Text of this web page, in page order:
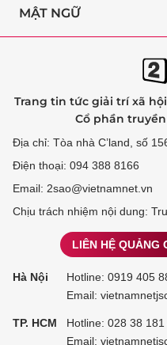
MẬT NGỮ
Trang tin tức giải trí xã
Cổ phần
Địa chỉ: Tòa nhà C’land, số
Điện thoại: 094 388 8166
Email: 2sao@vietnamnet.vn
Chịu trách nhiệm nội dung:
LIÊN HỆ QUẢNG
Hà Nội Hotline: 0919 405
Email:
TP. HCM Hotline: 028 38 181
Email: